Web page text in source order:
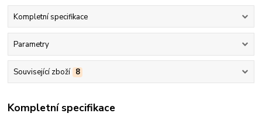
Kompletní specifikace
Parametry
Související zboží 8
Kompletní specifikace